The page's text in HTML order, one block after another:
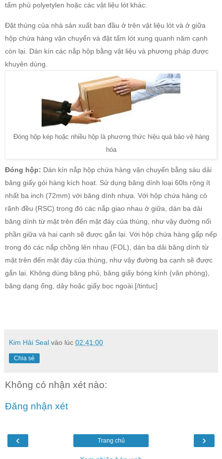
tấm phủ polyetylen hoặc các vật liệu lót khác.
Đặt thùng của nhà sản xuất ban đầu ở trên vật liệu lót và ở giữa
hộp chứa hàng vận chuyển và đặt tấm lót xung quanh năm cạnh
còn lại. Dán kín các nắp hộp bằng vật liệu và phương pháp được
khuyên dùng.
Đóng hộp kép hoặc nhiều hộp là phương thức hiệu quả bảo vệ hàng
hóa
Đóng hộp: Dán kín nắp hộp chứa hàng vận chuyển bằng sáu dải
băng giấy gói hàng kích hoạt. Sử dụng băng dính loại 60ls rộng ít
nhất ba inch (72mm) với băng dính nhựa. Với hộp chứa hàng có
rãnh đều (RSC) trong đó các nắp giao nhau ở giữa, dán ba dải
băng dính từ mặt trên đến mặt đáy của thùng, như vậy đường nối
phần giữa và hai cạnh sẽ được gắn lại. Với hộp chứa hàng gấp nếp
trong đó các nắp chồng lên nhau (FOL), dán ba dải băng dính từ
mặt trên đến mặt đáy của thùng, như vậy đường ba cạnh sẽ được
gắn lại. Không dùng băng phủ, băng giấy bóng kính (văn phòng),
băng dạng ống, dây hoặc giấy bọc ngoài.[/tintuc]
Kim Hải Seal vào lúc 02:41:00
Chia sẻ
Không có nhận xét nào:
Đăng nhận xét
‹ ›
Trang chủ